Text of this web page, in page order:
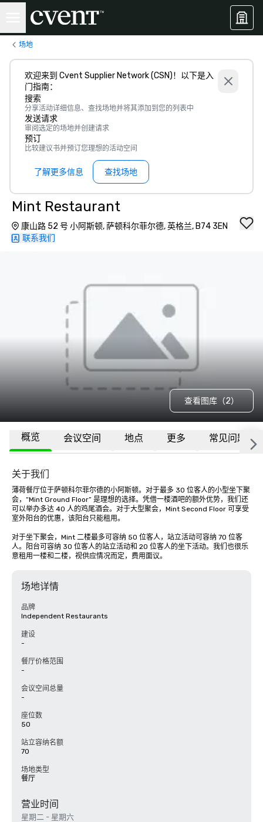
场地
欢迎来到 Cvent Supplier Network (CSN)！以下是入
门指南：
搜索
分享活动详细信息、查找场地并将其添加到您的列表中
发送请求
审阅选定的场地并创建请求
预订
比较建议书并预订您理想的活动空间
了解更多信息 查找场地
Mint Restaurant
康山路 52 号 小阿斯顿, 萨顿科尔菲尔德, 英格兰, B74 3EN
联系我们
查看图库（2）
概览 会议空间 地点 更多 常见问题
关于我们
薄荷餐厅位于萨顿科尔菲尔德的小阿斯顿。对于最多 30 位客人的小型坐下聚
会，“Mint Ground Floor” 是理想的选择。凭借一楼酒吧的额外优势，我们还
可以举办多达 40 人的鸡尾酒会。对于大型聚会，Mint Second Floor 可享受
室外阳台的优惠，该阳台只能租用。
对于坐下聚会，Mint 二楼最多可容纳 50 位客人，站立活动可容纳 70 位客
人。阳台可容纳 30 位客人的站立活动和 20 位客人的坐下活动。我们也很乐
意租用一楼和二楼，视供应情况而定，费用面议。
场地详情
品牌
Independent Restaurants
建设
-
餐厅价格范围
-
会议空间总量
-
座位数
50
站立容纳名额
70
场地类型
餐厅
营业时间
星期二 - 星期六